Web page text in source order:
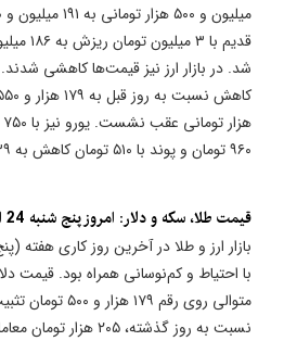
۹۶۰ تومان و پوند با ۵۱۰ تومان کاهش به ۲۳۹ هزار و ۹۳۰ تومان رسید.
قیمت طلا، سکه و دلار: امروز پنج شنبه 24 اردیبهشت ماه 1405
با احتیاط و کم‌نوسانی همراه بود. قیمت
متوالی روی رقم
نسبت به روز گذشته، ۲۰۵